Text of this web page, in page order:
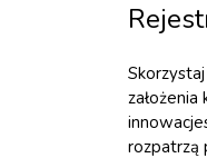
rozpatrzą